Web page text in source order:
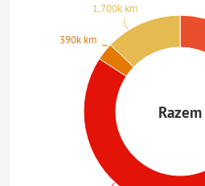
Razem
390k km
1,700k km